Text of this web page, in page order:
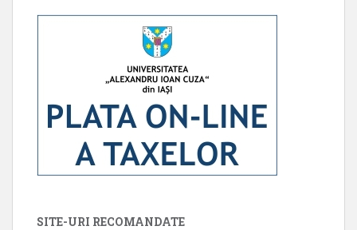
SITE-URI RECOMANDATE